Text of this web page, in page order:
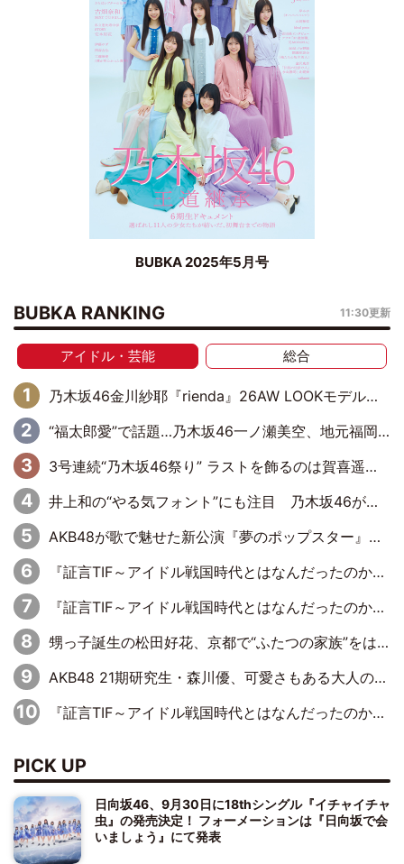
BUBKA 2025年5月号
BUBKA RANKING 11:30更新
アイドル・芸能 総合
乃木坂46金川紗耶『rienda』26AW LOOKモデルに就任
“福太郎愛”で話題…乃木坂46一ノ瀬美空、地元福岡『めんべい25周年トップサポーター』に就任
3号連続“乃木坂46祭り” ラストを飾るのは賀喜遥香…5年ぶりの登場に「5年分大人になった私を見ていただけたら」
井上和の“やる気フォント”にも注目 乃木坂46が挑んだ書道パフォーマンスの舞台裏
AKB48が歌で魅せた新公演『夢のポップスター』 初日から全身全霊のステージ
『証言TIF～アイドル戦国時代とはなんだったのか～』第6回：でんぱ組.inc・古川未鈴×相沢梨紗「『ハロプロやりたかったな』って言ったら、夢眠ねむさんに『てめえはでんぱ組．incなんだよ！』って肩パンされて(笑)」
『証言TIF～アイドル戦国時代とはなんだったのか～』第11回：私立恵比寿中学・真山りか×安本彩花「TIFで10年ぶりのキョンシーメイクをしたら、場を完全に引かせてしまって。時代が変わったんだなって」
甥っ子誕生の松田好花、京都で“ふたつの家族”をはしご！ “母”黒谷友香に見送られ、“父”松岡昌宏とはハシゴ酒
AKB48 21期研究生・森川優、可愛さもある大人の女性に
『証言TIF～アイドル戦国時代とはなんだったのか～』第10回：さくら学院・武藤彩未×飯田らうら「正直、中3で辞めるというのを信じてなくて。そう言われてはいたけど、嘘でしょって」
PICK UP
日向坂46、9月30日に18thシングル『イチャイチャ
虫』の発売決定！ フォーメーションは『日向坂で会
いましょう』にて発表